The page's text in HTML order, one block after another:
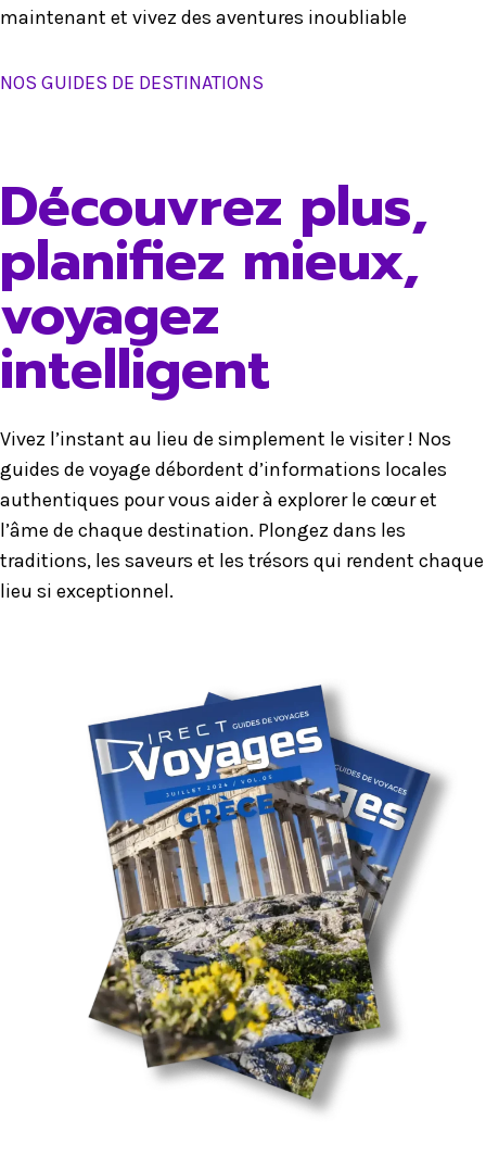
maintenant et vivez des aventures inoubliable
NOS GUIDES DE DESTINATIONS
Découvrez plus,
planifiez mieux,
voyagez
intelligent
Vivez l’instant au lieu de simplement le visiter ! Nos
guides de voyage débordent d’informations locales
authentiques pour vous aider à explorer le cœur et
l’âme de chaque destination. Plongez dans les
traditions, les saveurs et les trésors qui rendent chaque
lieu si exceptionnel.